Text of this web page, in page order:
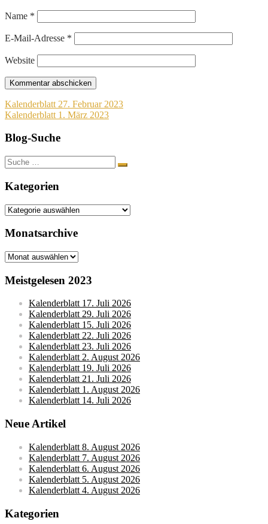
Name *
E-Mail-Adresse *
Website
Beitragsnavigation
Kalenderblatt 27. Februar 2023
Kalenderblatt 1. März 2023
Blog-Suche
Suche
nach:
Kategorien
Kategorien
Monatsarchive
Monatsarchive
Meistgelesen 2023
Kalenderblatt 17. Juli 2026
Kalenderblatt 29. Juli 2026
Kalenderblatt 15. Juli 2026
Kalenderblatt 22. Juli 2026
Kalenderblatt 23. Juli 2026
Kalenderblatt 2. August 2026
Kalenderblatt 19. Juli 2026
Kalenderblatt 21. Juli 2026
Kalenderblatt 1. August 2026
Kalenderblatt 14. Juli 2026
Neue Artikel
Kalenderblatt 8. August 2026
Kalenderblatt 7. August 2026
Kalenderblatt 6. August 2026
Kalenderblatt 5. August 2026
Kalenderblatt 4. August 2026
Kategorien